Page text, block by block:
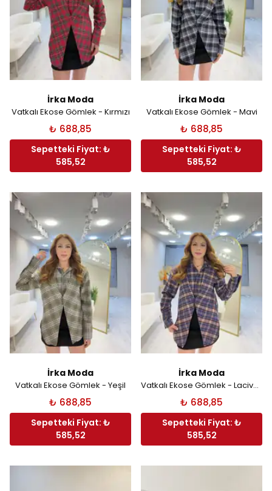
İrka Moda
Vatkalı Ekose Gömlek - Kırmızı
₺ 688,85
Sepetteki Fiyat: ₺
585,52
İrka Moda
Vatkalı Ekose Gömlek - Mavi
₺ 688,85
Sepetteki Fiyat: ₺
585,52
İrka Moda
Vatkalı Ekose Gömlek - Yeşil
₺ 688,85
Sepetteki Fiyat: ₺
585,52
İrka Moda
Vatkalı Ekose Gömlek - Lacivert
₺ 688,85
Sepetteki Fiyat: ₺
585,52